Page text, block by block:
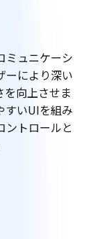
ミュニケーシ
ーにより深い
を向上させま
すいUIを組み
ントロールと